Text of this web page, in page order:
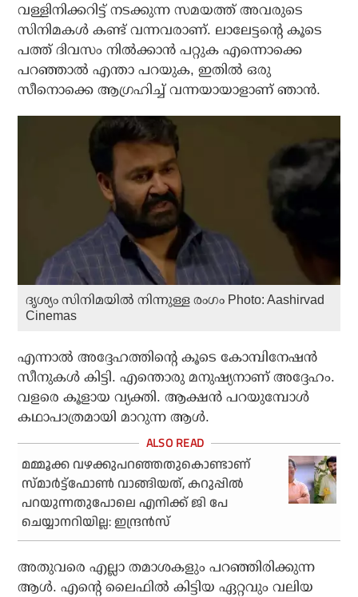
വള്ളിനിക്കറിട്ട് നടക്കുന്ന സമയത്ത് അവരുടെ
സിനിമകള്‍ കണ്ട് വന്നവരാണ്. ലാലേട്ടന്റെ കൂടെ
പത്ത് ദിവസം നില്‍ക്കാന്‍ പറ്റുക എന്നൊക്കെ
പറഞ്ഞാല്‍ എന്താ പറയുക, ഇതില്‍ ഒരു
സീനൊക്കെ ആഗ്രഹിച്ച് വന്നയായാളാണ് ഞാന്‍.
ദൃശ്യം സിനിമയില്‍ നിന്നുള്ള രംഗം Photo: Aashirvad
Cinemas
എന്നാല്‍ അദ്ദേഹത്തിന്റെ കൂടെ കോമ്പിനേഷന്‍
സീനുകള്‍ കിട്ടി. എന്തൊരു മനുഷ്യനാണ് അദ്ദേഹം.
വളരെ കൂളായ വ്യക്തി. ആക്ഷന്‍ പറയുമ്പോള്‍
കഥാപാത്രമായി മാറുന്ന ആള്‍.
മമ്മൂക്ക വഴക്കുപറഞ്ഞതുകൊണ്ടാണ്
സ്മാര്‍ട്ട്‌ഫോണ്‍ വാങ്ങിയത്, കറുപ്പില്‍
പറയുന്നതുപോലെ എനിക്ക് ജി പേ
ചെയ്യാനറിയില്ല: ഇന്ദ്രന്‍സ്
അതുവരെ എല്ലാ തമാശകളും പറഞ്ഞിരിക്കുന്ന
ആള്‍. എന്റെ ലൈഫില്‍ കിട്ടിയ ഏറ്റവും വലിയ